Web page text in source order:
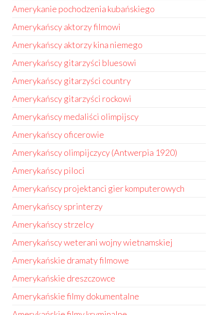
Amerykanie pochodzenia kubańskiego
Amerykańscy aktorzy filmowi
Amerykańscy aktorzy kina niemego
Amerykańscy gitarzyści bluesowi
Amerykańscy gitarzyści country
Amerykańscy gitarzyści rockowi
Amerykańscy medaliści olimpijscy
Amerykańscy oficerowie
Amerykańscy olimpijczycy (Antwerpia 1920)
Amerykańscy piloci
Amerykańscy projektanci gier komputerowych
Amerykańscy sprinterzy
Amerykańscy strzelcy
Amerykańscy weterani wojny wietnamskiej
Amerykańskie dramaty filmowe
Amerykańskie dreszczowce
Amerykańskie filmy dokumentalne